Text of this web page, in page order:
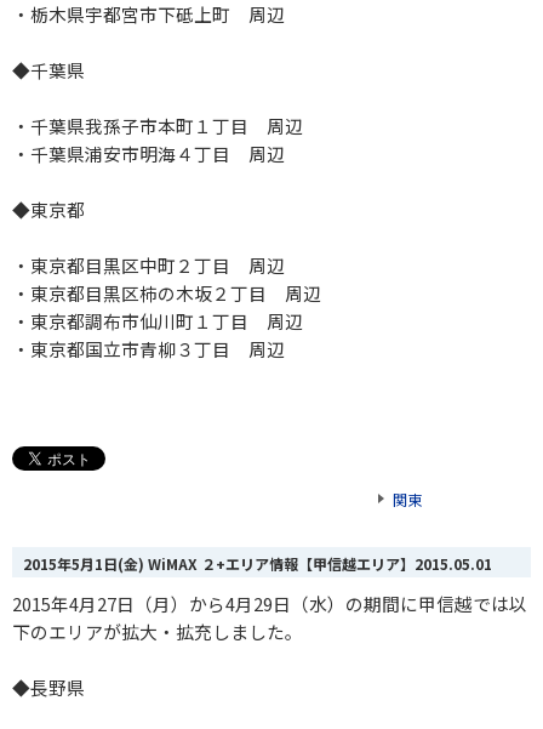
・栃木県宇都宮市下砥上町 周辺
◆千葉県
・千葉県我孫子市本町１丁目 周辺
・千葉県浦安市明海４丁目 周辺
◆東京都
・東京都目黒区中町２丁目 周辺
・東京都目黒区柿の木坂２丁目 周辺
・東京都調布市仙川町１丁目 周辺
・東京都国立市青柳３丁目 周辺
関東
2015年5月1日(金) WiMAX ２+エリア情報【甲信越エリア】 2015.05.01
2015年4月27日（月）から4月29日（水）の期間に甲信越では以
下のエリアが拡大・拡充しました。
◆長野県